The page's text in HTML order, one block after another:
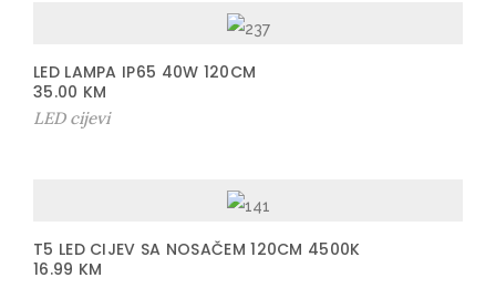
LED LAMPA IP65 40W 120CM
35.00 KM
LED cijevi
T5 LED CIJEV SA NOSAČEM 120CM 4500K
16.99 KM